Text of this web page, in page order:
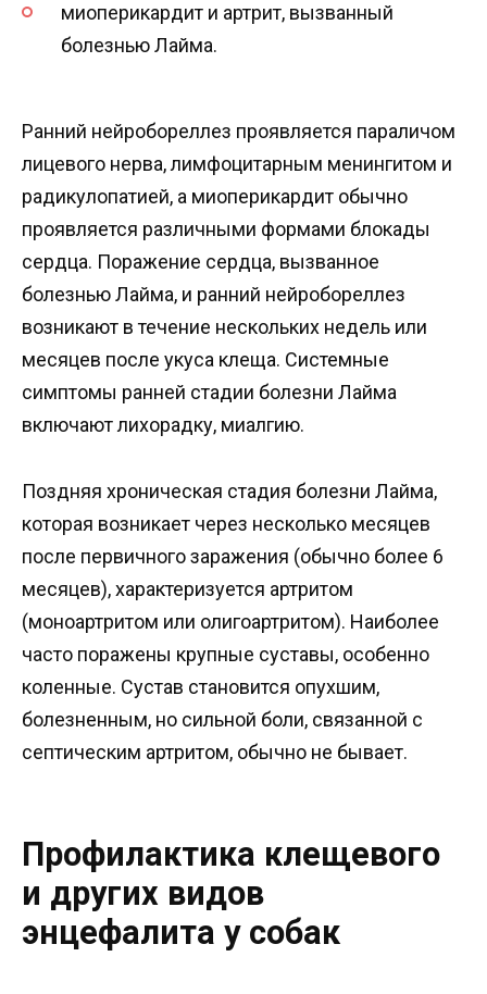
миоперикардит и артрит, вызванный
болезнью Лайма.
Ранний нейробореллез проявляется параличом
лицевого нерва, лимфоцитарным менингитом и
радикулопатией, а миоперикардит обычно
проявляется различными формами блокады
сердца. Поражение сердца, вызванное
болезнью Лайма, и ранний нейробореллез
возникают в течение нескольких недель или
месяцев после укуса клеща. Системные
симптомы ранней стадии болезни Лайма
включают лихорадку, миалгию.
Поздняя хроническая стадия болезни Лайма,
которая возникает через несколько месяцев
после первичного заражения (обычно более 6
месяцев), характеризуется артритом
(моноартритом или олигоартритом). Наиболее
часто поражены крупные суставы, особенно
коленные. Сустав становится опухшим,
болезненным, но сильной боли, связанной с
септическим артритом, обычно не бывает.
Профилактика клещевого
и других видов
энцефалита у собак